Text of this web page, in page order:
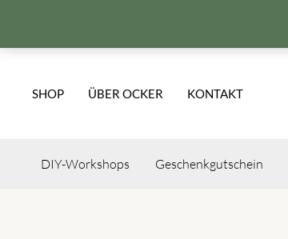
springen
SHOP ÜBER OCKER KONTAKT
DIY-Workshops Geschenkgutschein